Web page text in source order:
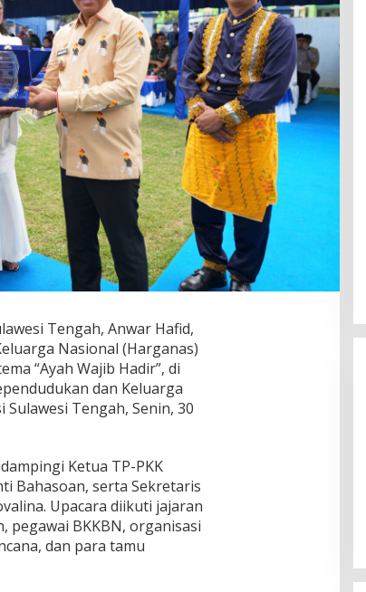
Tengah, Anwar Hafid,
Nasional (Harganas)
“Ayah Wajib Hadir”, di
dan Keluarga
Tengah, Senin, 30
Ketua TP-PKK
Bahasoan, serta Sekretaris
Upacara diikuti jajaran
pegawai BKKBN, organisasi
dan para tamu
Momentum Harlah PKB ke-28,
Perempuan Bangsa Gelar Dua
Agenda Akbar Perkuat Mesin
Organisasi
Di Headline, Politika